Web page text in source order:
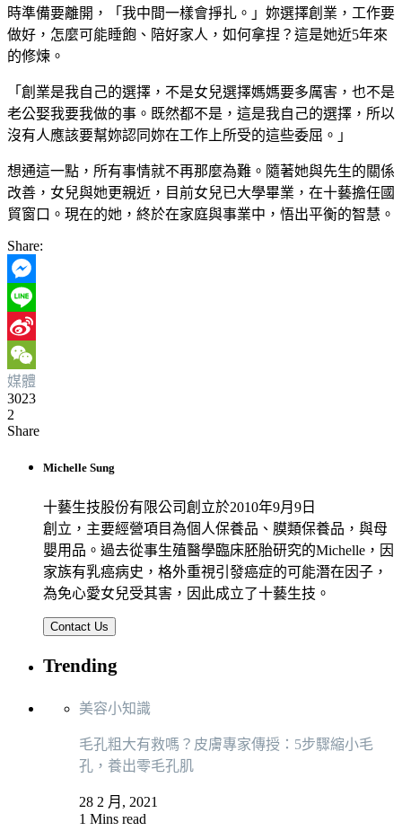
時準備要離開，「我中間一樣會掙扎。」妳選擇創業，工作要
做好，怎麼可能睡飽、陪好家人，如何拿捏？這是她近5年來
的修煉。
「創業是我自己的選擇，不是女兒選擇媽媽要多厲害，也不是
老公娶我要我做的事。既然都不是，這是我自己的選擇，所以
沒有人應該要幫妳認同妳在工作上所受的這些委屈。」
想通這一點，所有事情就不再那麼為難。隨著她與先生的關係
改善，女兒與她更親近，目前女兒已大學畢業，在十藝擔任國
貿窗口。現在的她，終於在家庭與事業中，悟出平衡的智慧。
Share:
Messenger
Line
Sina
Weibo
WeChat
媒體
3023
2
Share
Michelle Sung
十藝生技股份有限公司創立於2010年9月9日
創立，主要經營項目為個人保養品、膜類保養品，與母
嬰用品。過去從事生殖醫學臨床胚胎研究的Michelle，因
家族有乳癌病史，格外重視引發癌症的可能潛在因子，
為免心愛女兒受其害，因此成立了十藝生技。
Contact Us
Trending
美容小知識
毛孔粗大有救嗎？皮膚專家傳授：5步驟縮小毛
孔，養出零毛孔肌
28 2 月, 2021
1 Mins read